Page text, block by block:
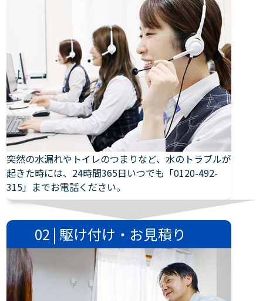
突然の水漏れやトイレのつまりなど、水のトラブルが
起きた時には、24時間365日いつでも「0120-492-
315」までお電話ください。
02 | 駆け付け・お見積り